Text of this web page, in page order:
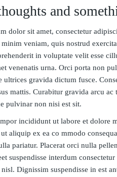
and
dolor sit amet, consectetur
veniam, quis nostrud
in voluptate velit esse
venenatis urna. Orci porta non
ultrices gravida dictum fusce.
mattis. Curabitur gravida arcu
pulvinar non nisi est sit.
incididunt ut labore et dolore
aliquip ex ea co mmodo
pariatur. Placerat orci nulla
suspendisse interdum
Dignissim suspendisse in est